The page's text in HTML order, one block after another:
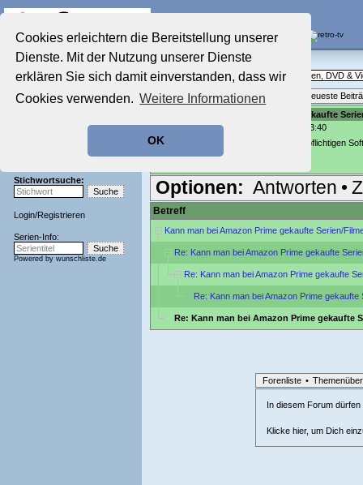
Cookies erleichtern die Bereitstellung unserer
Dienste. Mit der Nutzung unserer Dienste
erklären Sie sich damit einverstanden, dass wir
Cookies verwenden. Weitere Informationen
OK
Startseite
Aktuelles Forum
Film-Forum
Zeichentrick-Forum
Stichwortsuche:
Login/Registrieren
Serien-Info:
Powered by wunschliste.de
Ratgeber Technik
Technische Fragen rund um Fernsehen, DVD &
Themenübersicht • Neues Thema
Neueste
Re: Kann man bei Amazon Prime gekaufte
geschrieben von:
, 25.11.25 03:40
Der Download soll wohl mit der kostenpflichtigen
Optionen: Antworten •
Betreff
Kann man bei Amazon Prime gekaufte Serien/
Re: Kann man bei Amazon Prime gekaufte
Re: Kann man bei Amazon Prime gekaufte
Re: Kann man bei Amazon Prime
Re: Kann man bei Amazon Prime gekaufte
Forenliste •
In diesem Forum
Klicke hier, um Dich